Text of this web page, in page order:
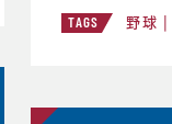
TAGS 野球